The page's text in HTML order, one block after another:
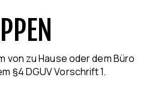
von zu Hause oder dem Büro
§4 DGUV Vorschrift 1.